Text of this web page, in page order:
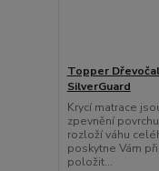
Topper
SilverGuard
Krycí matrace
zpevnění
rozloží váhu
poskytne Vám
položit...